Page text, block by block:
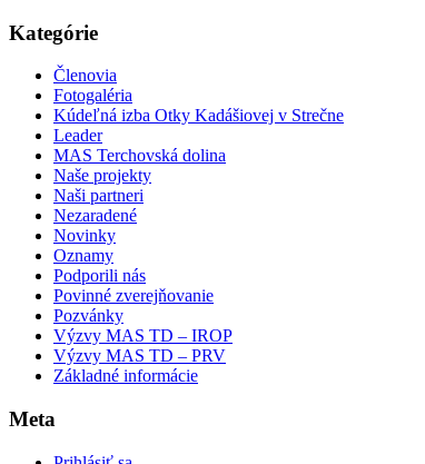
Kategórie
Členovia
Fotogaléria
Kúdeľná izba Otky Kadášiovej v Strečne
Leader
MAS Terchovská dolina
Naše projekty
Naši partneri
Nezaradené
Novinky
Oznamy
Podporili nás
Povinné zverejňovanie
Pozvánky
Výzvy MAS TD – IROP
Výzvy MAS TD – PRV
Základné informácie
Meta